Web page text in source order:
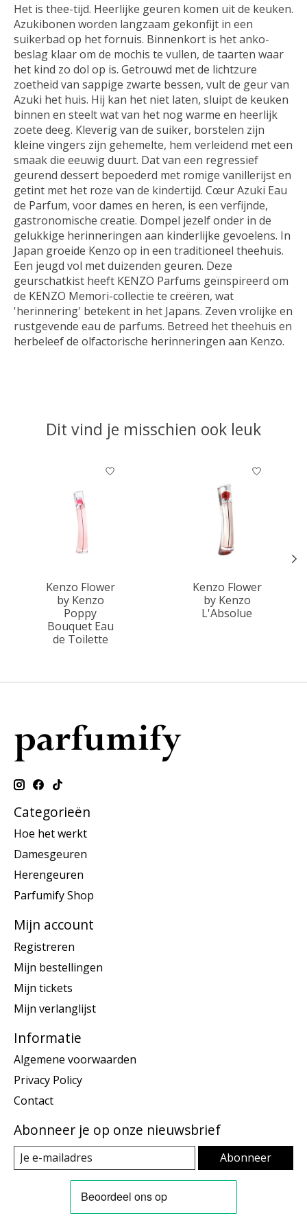
Het is thee-tijd. Heerlijke geuren komen uit de keuken.
Azukibonen worden langzaam gekonfijt in een
suikerbad op het fornuis. Binnenkort is het anko-
beslag klaar om de mochis te vullen, de taarten waar
het kind zo dol op is. Getrouwd met de lichtzure
zoetheid van sappige zwarte bessen, vult de geur van
Azuki het huis. Hij kan het niet laten, sluipt de keuken
binnen en steelt wat van het nog warme en heerlijk
zoete deeg. Kleverig van de suiker, borstelen zijn
kleine vingers zijn gehemelte, hem verleidend met een
smaak die eeuwig duurt. Dat van een regressief
geurend dessert bepoederd met romige vanillerijst en
getint met het roze van de kindertijd. Cœur Azuki Eau
de Parfum, voor dames en heren, is een verfijnde,
gastronomische creatie. Dompel jezelf onder in de
gelukkige herinneringen aan kinderlijke gevoelens. In
Japan groeide Kenzo op in een traditioneel theehuis.
Een jeugd vol met duizenden geuren. Deze
geurschatkist heeft KENZO Parfums geïnspireerd om
de KENZO Memori-collectie te creëren, wat
'herinnering' betekent in het Japans. Zeven vrolijke en
rustgevende eau de parfums. Betreed het theehuis en
herbeleef de olfactorische herinneringen aan Kenzo.
Dit vind je misschien ook leuk
Items van productcarrousel
Kenzo Flower
by Kenzo
Poppy
Bouquet Eau
de Toilette
Kenzo Flower
by Kenzo
L'Absolue
Categorieën
Hoe het werkt
Damesgeuren
Herengeuren
Parfumify Shop
Mijn account
Registreren
Mijn bestellingen
Mijn tickets
Mijn verlanglijst
Informatie
Algemene voorwaarden
Privacy Policy
Contact
Abonneer je op onze nieuwsbrief
Abonneer